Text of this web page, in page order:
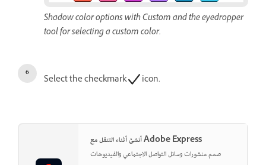
Shadow color options with Custom and the eyedropper
tool for selecting a custom color.
Select the checkmark icon.
أنشئ أثناء التنقل مع Adobe Express
صمم منشورات وسائل التواصل الاجتماعي والفيديوهات